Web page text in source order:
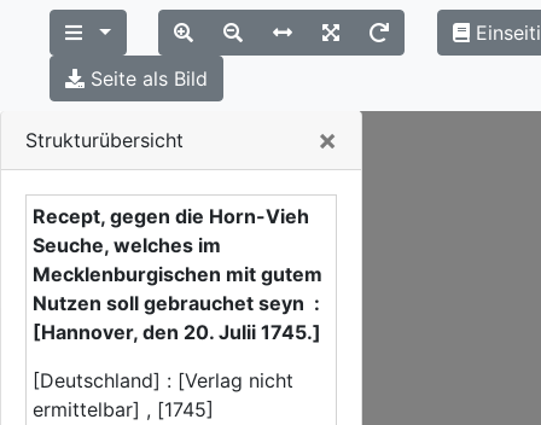
Strukturübersicht ×
Recept, gegen die Horn-Vieh
Seuche, welches im
Mecklenburgischen mit gutem
Nutzen soll gebrauchet seyn :
[Hannover, den 20. Julii 1745.]
[Deutschland] : [Verlag nicht
ermittelbar] , [1745]
Seite als Bild